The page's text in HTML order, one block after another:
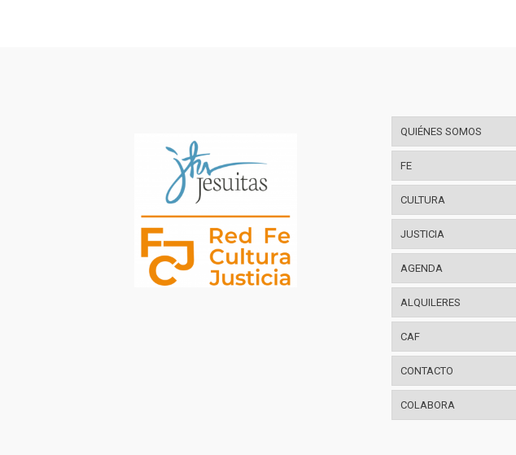
QUIÉNES SOMOS
FE
CULTURA
JUSTICIA
AGENDA
ALQUILERES
CAF
CONTACTO
COLABORA